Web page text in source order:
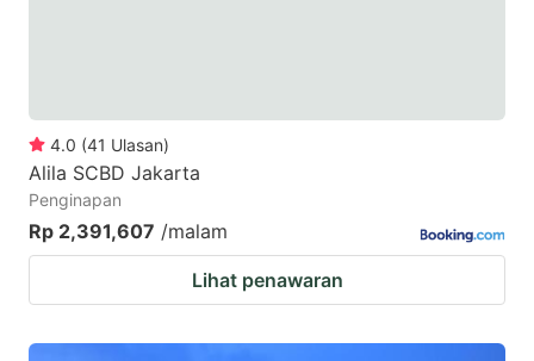
4.0 (41 Ulasan)
Alila SCBD Jakarta
Penginapan
Rp 2,391,607 /malam
Lihat penawaran